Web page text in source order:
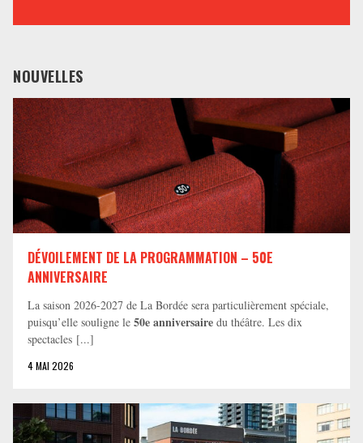
NOUVELLES
DÉVOILEMENT DE LA PROGRAMMATION – 50E
ANNIVERSAIRE
La saison 2026-2027 de La Bordée sera particulièrement spéciale,
puisqu’elle souligne le 50e anniversaire du théâtre. Les dix
spectacles [...]
4 MAI 2026